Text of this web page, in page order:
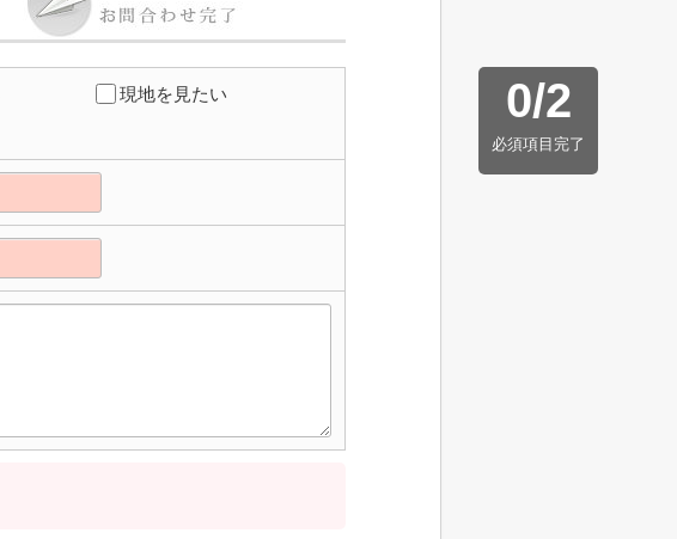
0/2
必須項目完了
現地を見たい